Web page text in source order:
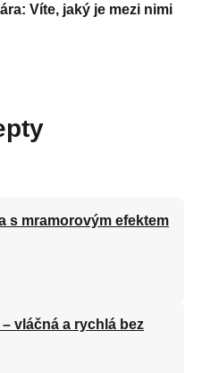
Víte, jaký je mezi nimi
s mramorovým efektem
vláčná a rychlá bez